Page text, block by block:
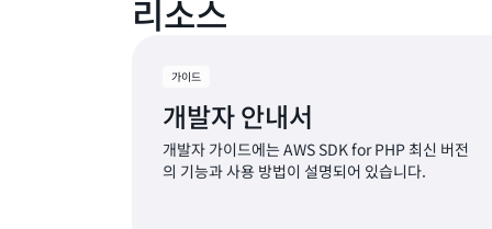
리소스
가이드
개발자 안내서
개발자 가이드에는 AWS SDK for PHP 최신 버전
의 기능과 사용 방법이 설명되어 있습니다.